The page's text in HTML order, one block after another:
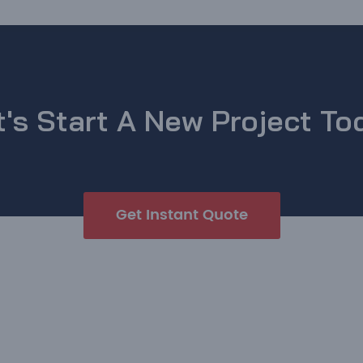
Start A New Project
Get Instant Quote